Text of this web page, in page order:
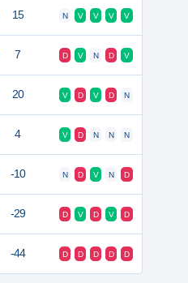
15 N V V V V
7 D V N D V
20 V D V D N
4 V D N N N
-10 N D V N D
-29 D V D V D
-44 D D D D D